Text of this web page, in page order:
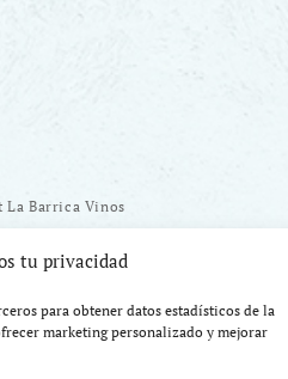
tu privacidad
para obtener datos estadísticos de la
marketing personalizado y mejorar
Barrica Vinos
EU. Plan de Recuperación